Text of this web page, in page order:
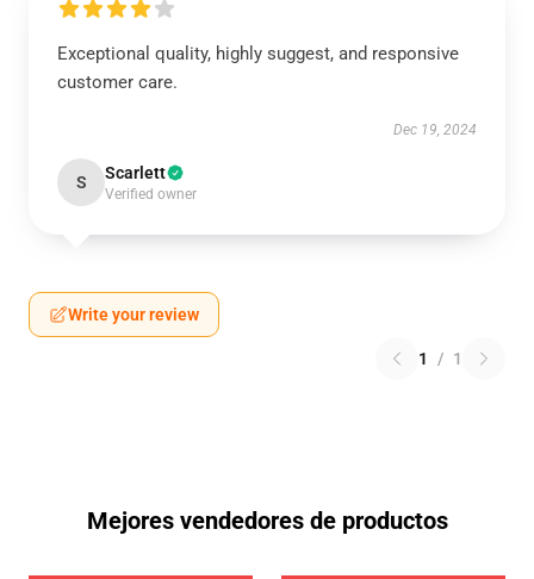
Exceptional quality, highly suggest, and responsive
customer care.
Dec 19, 2024
S Scarlett
Verified owner
Write your review
1 / 1
Mejores vendedores de productos